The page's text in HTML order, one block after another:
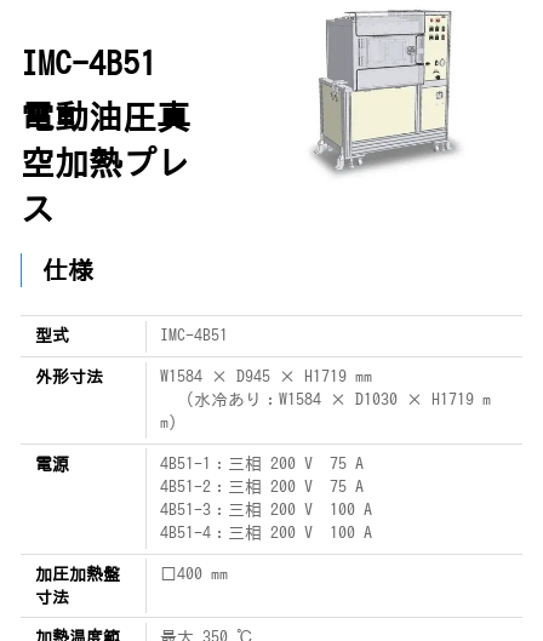
IMC-4B51
電動油圧真
空加熱プレ
ス
仕様
型式 IMC-4B51
外形寸法
W1584 × D945 × H1719 mm
（水冷あり：W1584 × D1030 × H1719 m
m）
電源
4B51-1：三相 200 V 75 A
4B51-2：三相 200 V 75 A
4B51-3：三相 200 V 100 A
4B51-4：三相 200 V 100 A
加圧加熱盤
寸法
□400 mm